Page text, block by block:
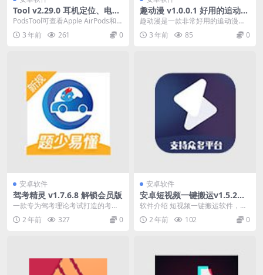
Tool v2.29.0 耳机定位、电
量、弹窗设置，去更新解锁专
业版
PodsTool可查看Apple AirPods和B
eats蓝牙耳机电量与华强北...
3 年前 261 0
趣动漫 v1.0.0.1 好用的追动漫
软件，追番工具，去广告纯净
版
趣动漫是一款非常好用的追动漫软
件，平台收录全球高质量的动漫资
源，覆盖国内外热门动...
3 年前 85 0
安卓软件
驾考精灵 v1.7.6.8 解锁会员版
一款专为驾考理论考试打造的考试
模拟应用，收录大量历年真题题
库，涵盖小车、货车、客...
2 年前 327 0
安卓软件
安卓短视频一键搬运v1.5.2高
级版
软件介绍 短视频一键搬运软件，支
持多个短视频平台，支持批量搬运
功能，可以将视频资...
2 年前 102 0